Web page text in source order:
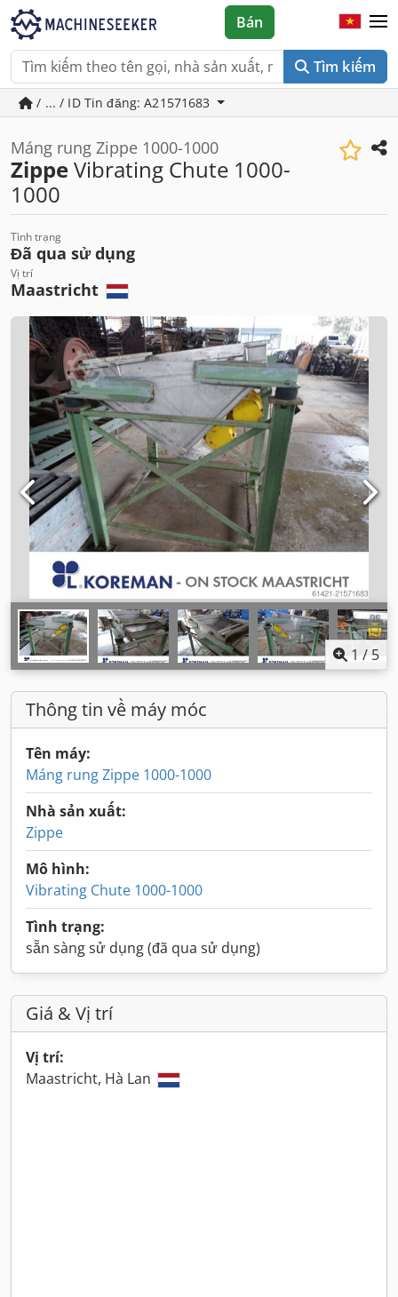
Tìm kiếm
Bán
/ ... / ID Tin đăng: A21571683
Máng rung Zippe 1000-1000
ZippeVibrating Chute 1000-
1000
Tình trạng
Đã qua sử dụng
Vị trí
Maastricht
1 / 5
Thông tin về máy móc
Tên máy:
Máng rung Zippe 1000-1000
Nhà sản xuất:
Zippe
Mô hình:
Vibrating Chute 1000-1000
Tình trạng:
sẵn sàng sử dụng (đã qua sử dụng)
Giá & Vị trí
Vị trí:
Maastricht, Hà Lan